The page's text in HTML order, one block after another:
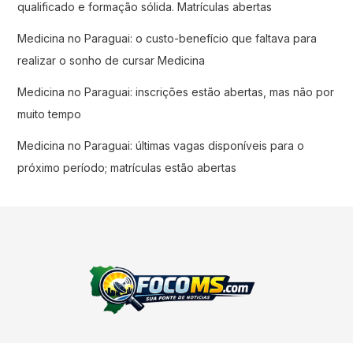
qualificado e formação sólida. Matrículas abertas
Medicina no Paraguai: o custo-benefício que faltava para
realizar o sonho de cursar Medicina
Medicina no Paraguai: inscrições estão abertas, mas não por
muito tempo
Medicina no Paraguai: últimas vagas disponíveis para o
próximo período; matrículas estão abertas